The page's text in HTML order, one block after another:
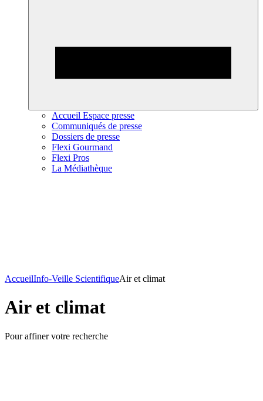
Accueil Espace presse
Communiqués de presse
Dossiers de presse
Flexi Gourmand
Flexi Pros
La Médiathèque
AccueilInfo-Veille ScientifiqueAir et climat
Air et climat
Pour affiner votre recherche